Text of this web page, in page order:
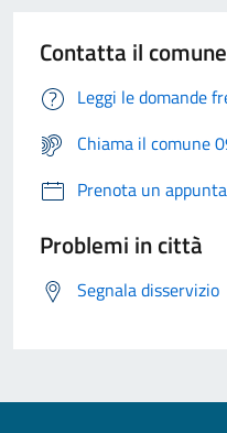
Contatta il comune
Leggi le domande
Chiama il comune
Prenota un
Problemi in città
Segnala disservizio